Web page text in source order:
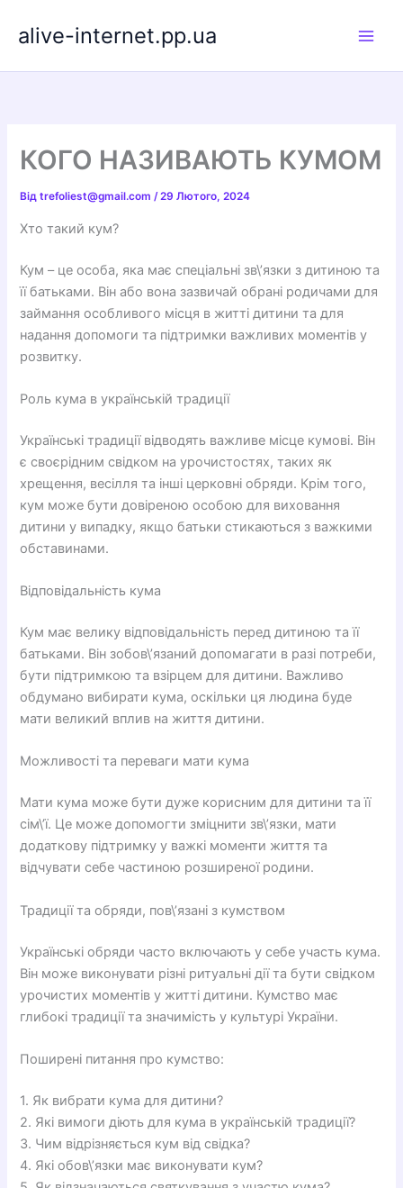
alive-internet.pp.ua
КОГО НАЗИВАЮТЬ КУМОМ
Відtrefoliest@gmail.com/29 Лютого, 2024
Хто такий кум?
Кум – це особа, яка має спеціальні зв\’язки з дитиною та
її батьками. Він або вона зазвичай обрані родичами для
займання особливого місця в житті дитини та для
надання допомоги та підтримки важливих моментів у
розвитку.
Роль кума в українській традиції
Українські традиції відводять важливе місце кумові. Він
є своєрідним свідком на урочистостях, таких як
хрещення, весілля та інші церковні обряди. Крім того,
кум може бути довіреною особою для виховання
дитини у випадку, якщо батьки стикаються з важкими
обставинами.
Відповідальність кума
Кум має велику відповідальність перед дитиною та її
батьками. Він зобов\’язаний допомагати в разі потреби,
бути підтримкою та взірцем для дитини. Важливо
обдумано вибирати кума, оскільки ця людина буде
мати великий вплив на життя дитини.
Можливості та переваги мати кума
Мати кума може бути дуже корисним для дитини та її
сім\’ї. Це може допомогти зміцнити зв\’язки, мати
додаткову підтримку у важкі моменти життя та
відчувати себе частиною розширеної родини.
Традиції та обряди, пов\’язані з кумством
Українські обряди часто включають у себе участь кума.
Він може виконувати різні ритуальні дії та бути свідком
урочистих моментів у житті дитини. Кумство має
глибокі традиції та значимість у культурі України.
Поширені питання про кумство:
1. Як вибрати кума для дитини?
2. Які вимоги діють для кума в українській традиції?
3. Чим відрізняється кум від свідка?
4. Які обов\’язки має виконувати кум?